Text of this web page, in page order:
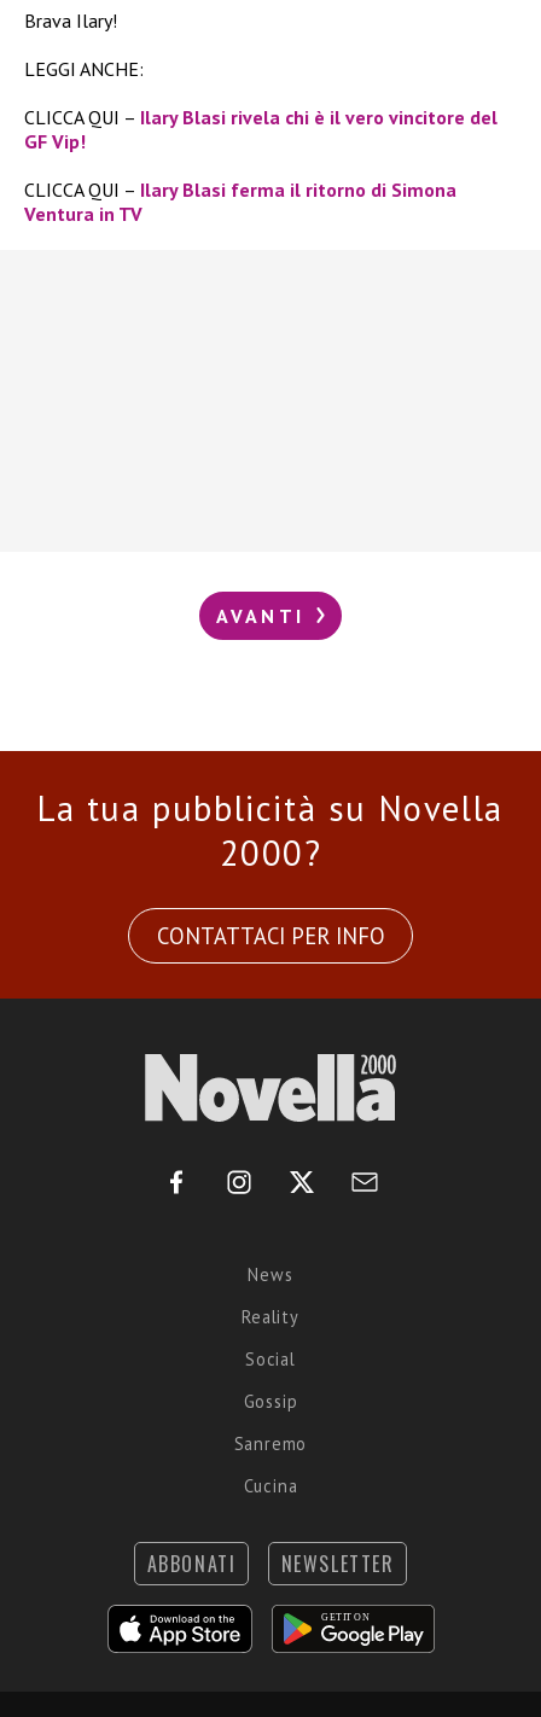
Brava Ilary!
LEGGI ANCHE:
CLICCA QUI – Ilary Blasi rivela chi è il vero vincitore del
GF Vip!
CLICCA QUI – Ilary Blasi ferma il ritorno di Simona
Ventura in TV
AVANTI
La tua pubblicità su Novella
2000?
CONTATTACI PER INFO
News
Reality
Social
Gossip
Sanremo
Cucina
ABBONATI NEWSLETTER